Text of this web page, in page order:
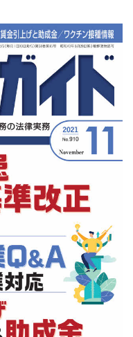
チームインタビュー03